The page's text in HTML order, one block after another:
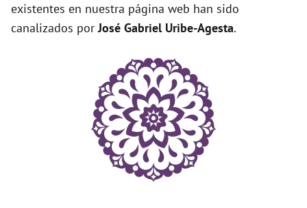
existentes en nuestra página web han sido
canalizados porJosé Gabriel Uribe-Agesta.